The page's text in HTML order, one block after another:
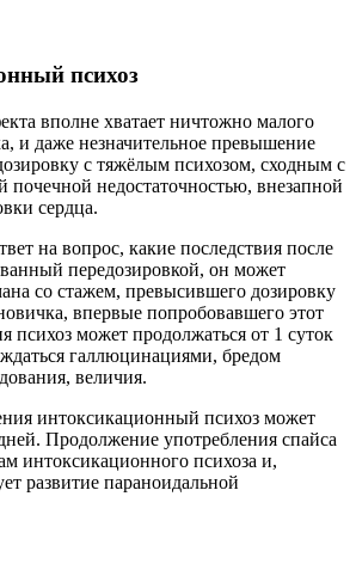
психоз
вполне хватает ничтожно малого
и даже незначительное превышение
с тяжёлым психозом, сходным с
почечной недостаточностью, внезапной
сердца.
на вопрос, какие последствия после
передозировкой, он может
со стажем, превысившего дозировку
впервые попробовавшего этот
психоз может продолжаться от 1 суток
галлюцинациями, бредом
величия.
интоксикационный психоз может
Продолжение употребления спайса
интоксикационного психоза и,
развитие параноидальной